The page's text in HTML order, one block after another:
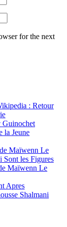
for the next
: Retour
Guinochet
la Jeune
Maïwenn Le
Sont les Figures
Maïwenn Le
Apres
Shalmani